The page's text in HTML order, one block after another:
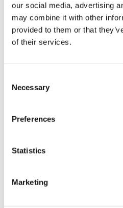
our social media, advertising
may combine it with other
provided to them or that
of their services.
Selection
Necessary
Preferences
Statistics
Marketing
Ihned po odeslání
Vaši žádost
Vám budou okamžitě
Půjčku můžete